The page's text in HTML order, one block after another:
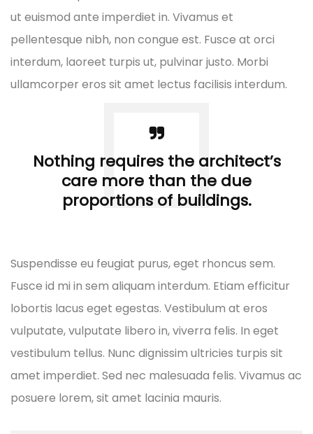
ut euismod ante imperdiet in. Vivamus et
pellentesque nibh, non congue est. Fusce at orci
interdum, laoreet turpis ut, pulvinar justo. Morbi
ullamcorper eros sit amet lectus facilisis interdum.
Nothing requires the architect’s
care more than the due
proportions of buildings.
Suspendisse eu feugiat purus, eget rhoncus sem.
Fusce id mi in sem aliquam interdum. Etiam efficitur
lobortis lacus eget egestas. Vestibulum at eros
vulputate, vulputate libero in, viverra felis. In eget
vestibulum tellus. Nunc dignissim ultricies turpis sit
amet imperdiet. Sed nec malesuada felis. Vivamus ac
posuere lorem, sit amet lacinia mauris.